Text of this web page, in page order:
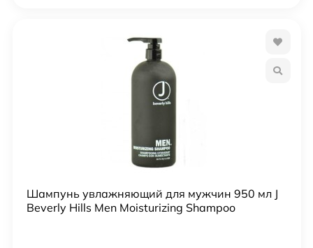
Шампунь увлажняющий для мужчин 950 мл J
Beverly Hills Men Moisturizing Shampoo